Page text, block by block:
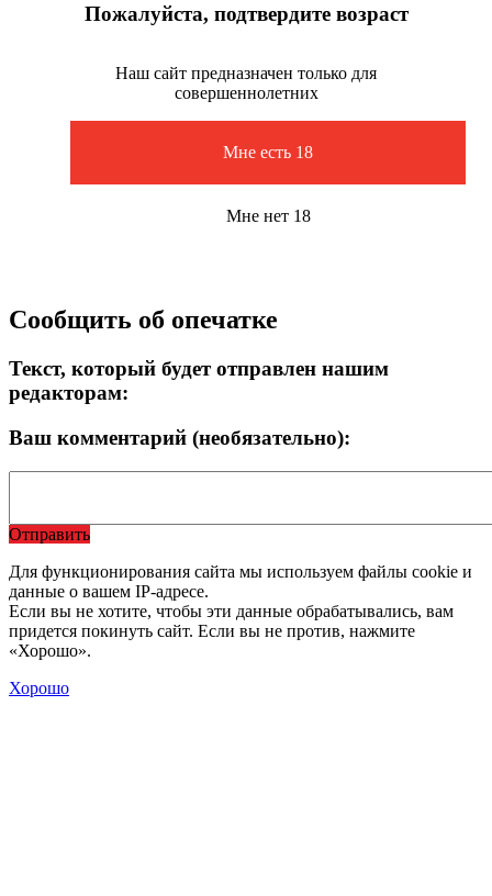
Пожалуйста, подтвердите возраст
Наш сайт предназначен только для
совершеннолетних
Мне есть 18
Мне нет 18
Сообщить об опечатке
Текст, который будет отправлен нашим
редакторам:
Ваш комментарий (необязательно):
Отправить
Для функционирования сайта мы используем файлы cookie и
данные о вашем IP-адресе.
Если вы не хотите, чтобы эти данные обрабатывались, вам
придется покинуть сайт. Если вы не против, нажмите
«Хорошо».
Хорошо